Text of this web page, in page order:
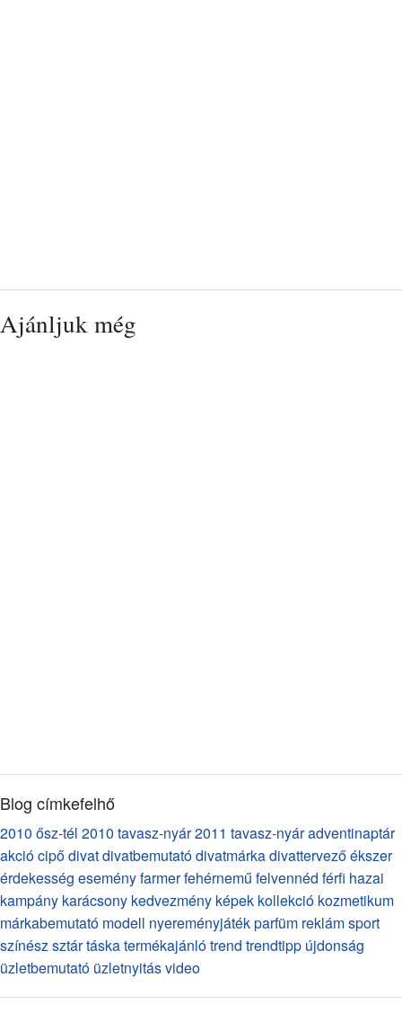
Ajánljuk még
Blog címkefelhő
2010 ősz-tél 2010 tavasz-nyár2011 tavasz-nyáradventinaptár
akciócipődivatdivatbemutatódivatmárkadivattervezőékszer
érdekesség eseményfarmerfehérneműfelvennéd férfi hazai
kampány karácsony kedvezmény képek kollekció kozmetikum
márkabemutató modell nyereményjátékparfüm reklámsport
színészsztártáskatermékajánlótrend trendtipp újdonság
üzletbemutató üzletnyitásvideo